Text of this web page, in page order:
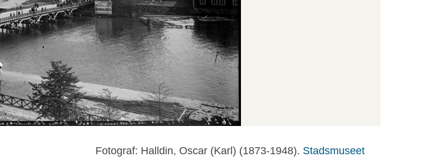
Fotograf: Halldin, Oscar (Karl) (1873-1948). Stadsmuseet